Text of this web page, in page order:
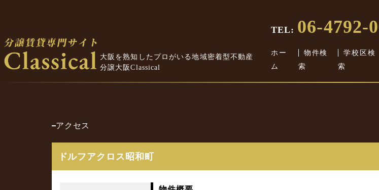
大阪を熟知したプロがいる地域密着型不動産
分譲大阪Classical
TEL: 06-4792-
ホー
ム
物件検
索
学校区検
索
アクセス
ドルフアクロス昭和町